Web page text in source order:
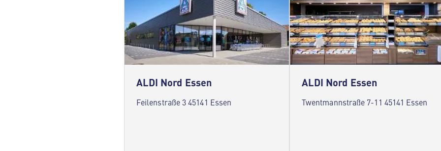
ALDI Nord Essen
Feilenstraße 3 45141 Essen
ALDI Nord Essen
Twentmannstraße 7-11 45141 Essen